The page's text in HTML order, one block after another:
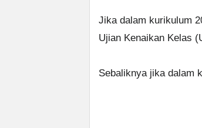
Jika dalam kurikulum
Ujian Kenaikan Kelas
Sebaliknya jika dalam